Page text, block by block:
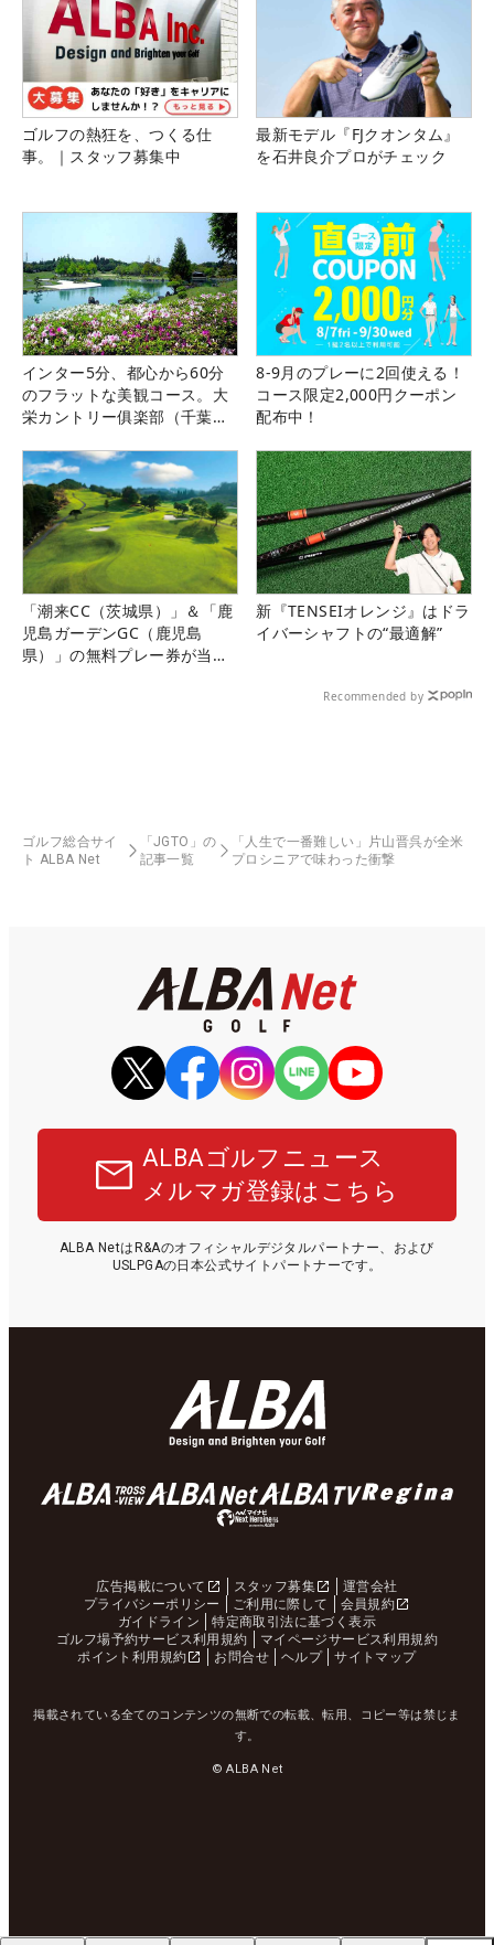
ゴルフの熱狂を、つくる仕
事。｜スタッフ募集中
最新モデル『FJクオンタム』
を石井良介プロがチェック
インター5分、都心から60分
のフラットな美観コース。大
栄カントリー俱楽部（千葉
8-9月のプレーに2回使える！
コース限定2,000円クーポン
配布中！
「潮来CC（茨城県）」＆「鹿
児島ガーデンGC（鹿児島
県）」の無料プレー券が当た
新『TENSEIオレンジ』はドラ
イバーシャフトの“最適解”
Recommended by
ゴルフ総合サイ
ト ALBA Net
「JGTO」の
記事一覧
「人生で一番難しい」片山晋呉が全米
プロシニアで味わった衝撃
ALBAゴルフニュース
メルマガ登録はこちら
ALBA NetはR&Aのオフィシャルデジタルパートナー、および
USLPGAの日本公式サイトパートナーです。
広告掲載について スタッフ募集
運営会社
プライバシーポリシー
ご利用に際して
会員規約
ガイドライン
特定商取引法に基づく表示
ゴルフ場予約サービス利用規約
マイページサービス利用規約
ポイント利用規約
お問合せ ヘルプ サイトマップ
掲載されている全てのコンテンツの無断での転載、転用、コピー等は禁じま
す。
© ALBA Net